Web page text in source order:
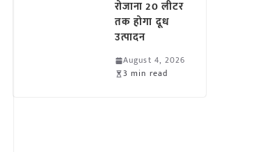
रोजाना 20 लीटर
तक होगा दूध
उत्पादन
August 4, 2026
3 min read